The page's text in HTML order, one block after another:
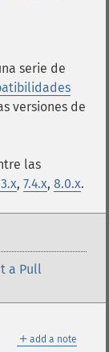
serie de
versiones de
las
, 7.4.x, 8.0.x.
a Pull
＋ add a note